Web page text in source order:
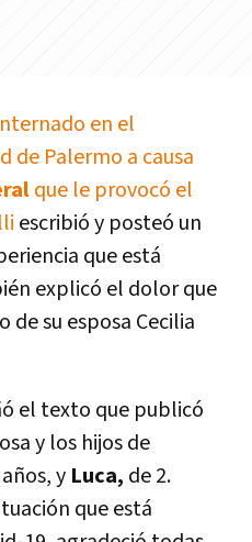
en el
de Palermo a causa
que le provocó el
escribió y posteó un
que está
explicó el dolor que
su esposa Cecilia
el texto que publicó
y los hijos de
y Luca, de 2.
que está